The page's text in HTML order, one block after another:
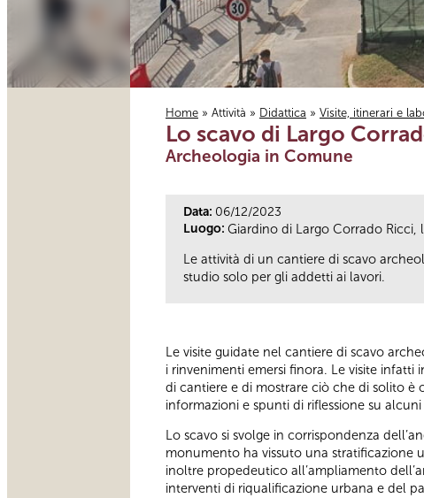
Tu sei qui
Home » Attività » Didattica » Visite, itinerari e
Lo scavo di Largo
Archeologia in Comune
Data: 06/12/2023
Luogo: Giardino di Largo Corrado
Le attività di un cantiere di scavo
studio solo per gli addetti ai lavori.
Le visite guidate nel cantiere di scavo
i rinvenimenti emersi finora. Le visite
di cantiere e di mostrare ciò che di solito
informazioni e spunti di riflessione su
Lo scavo si svolge in corrispondenza
monumento ha vissuto una stratificazione
inoltre propedeutico all’ampliamento
interventi di riqualificazione urbana e del